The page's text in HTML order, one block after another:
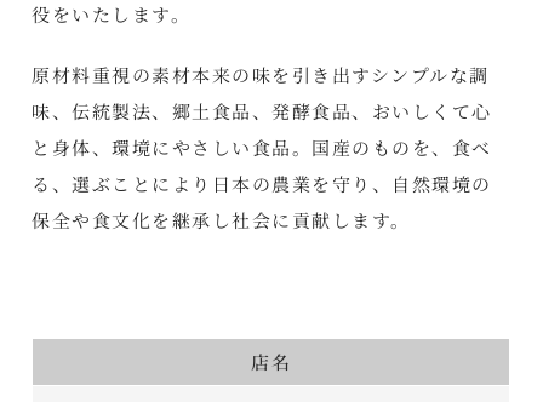
役をいたします。
原材料重視の素材本来の味を引き出すシンプルな調
味、伝統製法、郷土食品、発酵食品、おいしくて心
と身体、環境にやさしい食品。国産のものを、食べ
る、選ぶことにより日本の農業を守り、自然環境の
保全や食文化を継承し社会に貢献します。
店名